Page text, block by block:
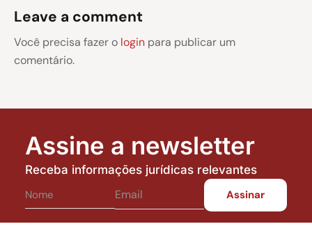
Leave a comment
Você precisa fazer o login para publicar um
comentário.
Assine a newsletter
Receba informações jurídicas relevantes